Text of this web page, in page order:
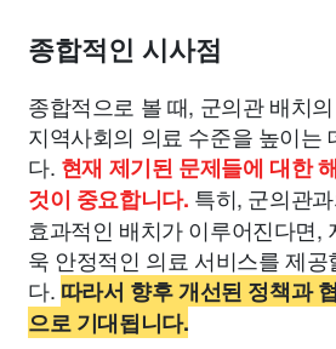
종합적인 시사점
종합적으로 볼 때, 군의관 배치
지역사회의 의료 수준을 높이는
다. 현재 제기된 문제들에 대한
것이 중요합니다. 특히, 군의관
효과적인 배치가 이루어진다면,
욱 안정적인 의료 서비스를 제
다. 따라서 향후 개선된 정책과
으로 기대됩니다.